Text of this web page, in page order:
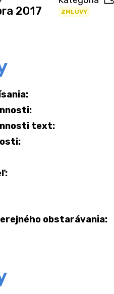
2017 ZMLUVY
text:
obstarávania: